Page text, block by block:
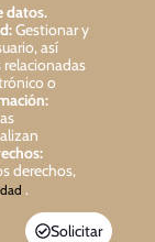
datos.
Gestionar y
así
o
derechos,
.
Solicitar